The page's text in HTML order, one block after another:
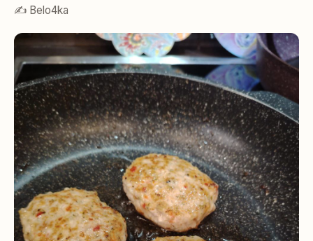
✍️ Belo4ka